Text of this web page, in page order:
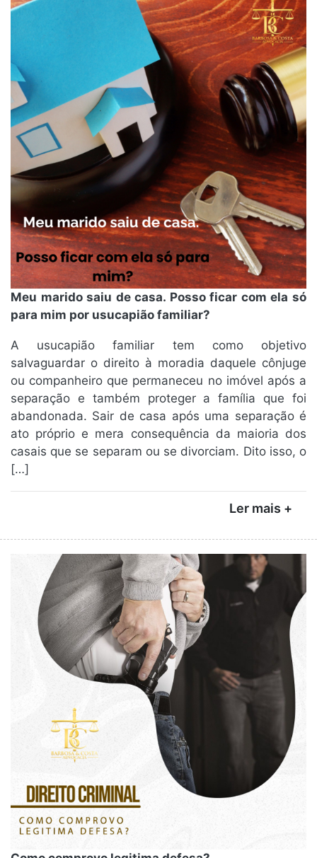
Meu marido saiu de casa. Posso ficar com ela só
para mim por usucapião familiar?
A usucapião familiar tem como objetivo
salvaguardar o direito à moradia daquele cônjuge
ou companheiro que permaneceu no imóvel após a
separação e também proteger a família que foi
abandonada. Sair de casa após uma separação é
ato próprio e mera consequência da maioria dos
casais que se separam ou se divorciam. Dito isso, o
[…]
Ler mais +